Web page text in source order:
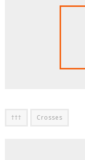
††† Crosses